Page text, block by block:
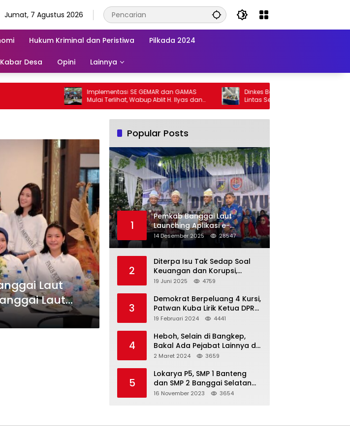
Jumat, 7 Agustus 2026
Hukum Kriminal dan Peristiwa Pilkada 2024
Kabar Desa Opini Lainnya
Implementasi SE GEMAR dan GAMAS
Mulai Terlihat, Wabup Ablit H. Ilyas dan
Para Ayah di Banggai Laut Kompak
Dinkes Banggai Laut Gelar Pertemuan
Lintas Sektor Perkuat Upaya Penurunan
Stunting di Banggai Laut
Laut
Laut
Instagram.
Popular Posts
1
Pemkab Banggai Laut
Launching Aplikasi e-
Balimang V.3, Integrasikan
SAKIP hingga Satu Data
14 Desember 2025 28547
2
Diterpa Isu Tak Sedap Soal
Keuangan dan Korupsi,
Pemda Balut Sebut Isu Tak
19 Juni 2025 4759
3
Demokrat Berpeluang 4 Kursi,
Patwan Kuba Lirik Ketua DPRD
Banggai Laut
19 Februari 2024 4441
4
Heboh, Selain di Bangkep,
Bakal Ada Pejabat Lainnya di
Banggai Laut yang Bakal di
2 Maret 2024 3659
5
Lokarya P5, SMP 1 Banteng
dan SMP 2 Banggai Selatan
Curi Perhatian
16 November 2023 3654